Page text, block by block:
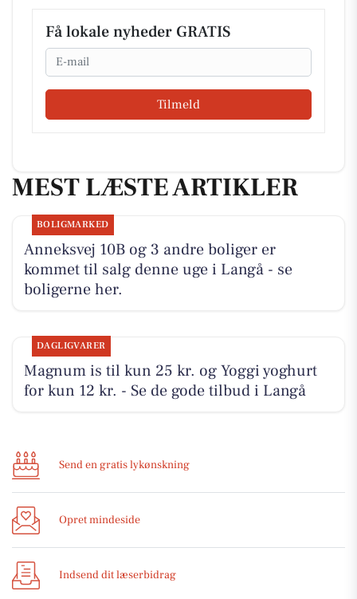
Få lokale nyheder GRATIS
Email
Tilmeld
MEST LÆSTE ARTIKLER
BOLIGMARKED
Anneksvej 10B og 3 andre boliger er
kommet til salg denne uge i Langå - se
boligerne her.
DAGLIGVARER
Magnum is til kun 25 kr. og Yoggi yoghurt
for kun 12 kr. - Se de gode tilbud i Langå
Send en gratis lykønskning
Opret mindeside
Indsend dit læserbidrag